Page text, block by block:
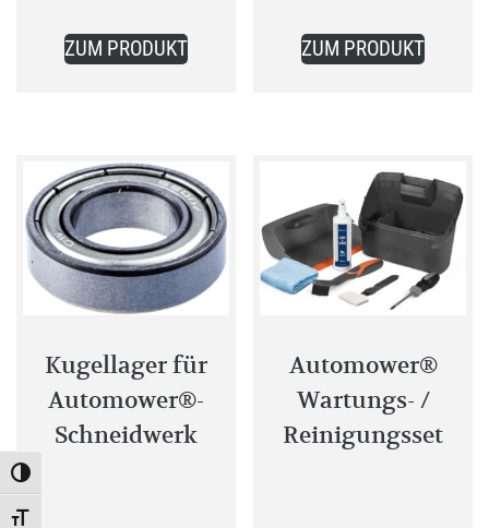
Toggle High Contrast
Toggle Font size
ZUM PRODUKT ZUM PRODUKT
Kugellager für
Automower®-
Schneidwerk
Automower®
Wartungs- /
Reinigungsset